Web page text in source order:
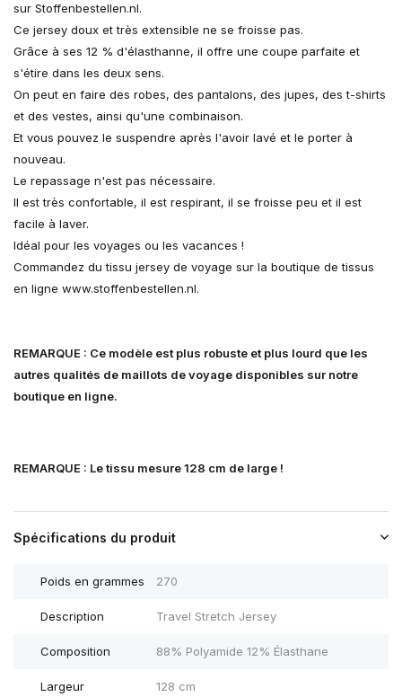
sur Stoffenbestellen.nl.
Ce jersey doux et très extensible ne se froisse pas.
Grâce à ses 12 % d'élasthanne, il offre une coupe parfaite et
s'étire dans les deux sens.
On peut en faire des robes, des pantalons, des jupes, des t-shirts
et des vestes, ainsi qu'une combinaison.
Et vous pouvez le suspendre après l'avoir lavé et le porter à
nouveau.
Le repassage n'est pas nécessaire.
Il est très confortable, il est respirant, il se froisse peu et il est
facile à laver.
Idéal pour les voyages ou les vacances !
Commandez du tissu jersey de voyage sur la boutique de tissus
en ligne www.stoffenbestellen.nl.
REMARQUE : Ce modèle est plus robuste et plus lourd que les
autres qualités de maillots de voyage disponibles sur notre
boutique en ligne.
REMARQUE : Le tissu mesure 128 cm de large !
Spécifications du produit
Poids en grammes 270
Description Travel Stretch Jersey
Composition 88% Polyamide 12% Élasthane
Largeur 128 cm